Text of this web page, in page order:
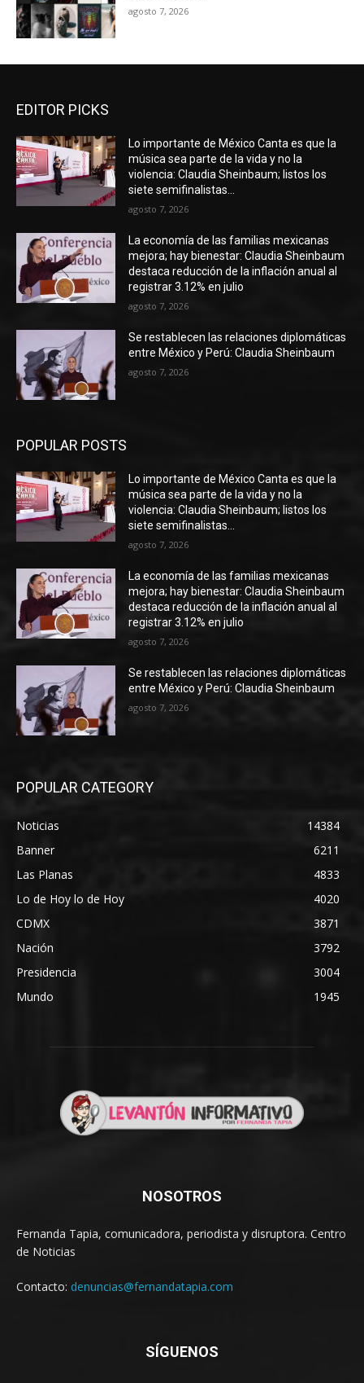
agosto 7, 2026
EDITOR PICKS
Lo importante de México Canta es que la
música sea parte de la vida y no la
violencia: Claudia Sheinbaum; listos los
siete semifinalistas...
agosto 7, 2026
La economía de las familias mexicanas
mejora; hay bienestar: Claudia Sheinbaum
destaca reducción de la inflación anual al
registrar 3.12% en julio
agosto 7, 2026
Se restablecen las relaciones diplomáticas
entre México y Perú: Claudia Sheinbaum
agosto 7, 2026
POPULAR POSTS
Lo importante de México Canta es que la
música sea parte de la vida y no la
violencia: Claudia Sheinbaum; listos los
siete semifinalistas...
agosto 7, 2026
La economía de las familias mexicanas
mejora; hay bienestar: Claudia Sheinbaum
destaca reducción de la inflación anual al
registrar 3.12% en julio
agosto 7, 2026
Se restablecen las relaciones diplomáticas
entre México y Perú: Claudia Sheinbaum
agosto 7, 2026
POPULAR CATEGORY
Noticias
14384
Banner
6211
Las Planas
4833
Lo de Hoy lo de Hoy
4020
CDMX
3871
Nación
3792
Presidencia
3004
Mundo
1945
NOSOTROS
Fernanda Tapia, comunicadora, periodista y disruptora. Centro
de Noticias
Contacto: denuncias@fernandatapia.com
SÍGUENOS